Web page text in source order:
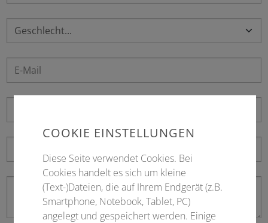
COOKIE EINSTELLUNGEN
Diese Seite verwendet Cookies. Bei
Cookies handelt es sich um kleine
(Text-)Dateien, die auf Ihrem Endgerät (z.B.
Smartphone, Notebook, Tablet, PC)
angelegt und gespeichert werden. Einige